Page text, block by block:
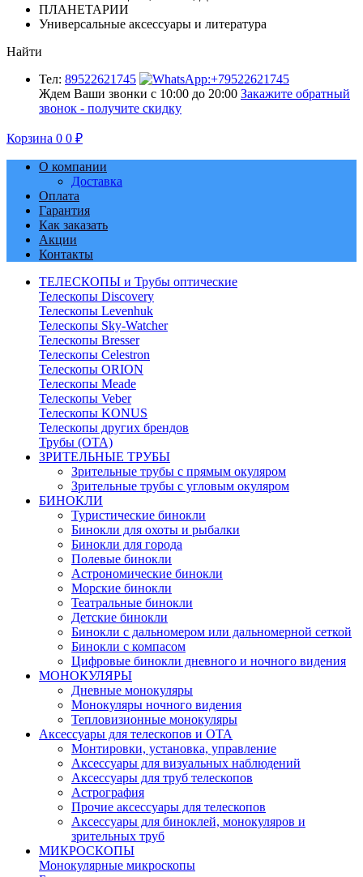
ПЛАНЕТАРИИ
Универсальные аксессуары и литература
Найти
Тел: 89522621745
Ждем Ваши звонки с 10:00 до 20:00 Закажите обратный
звонок - получите скидку
Корзина 0 0 ₽
О компании
Доставка
Оплата
Гарантия
Как заказать
Акции
Контакты
ТЕЛЕСКОПЫ и Трубы оптические
Телескопы Discovery
Телескопы Levenhuk
Телескопы Sky-Watcher
Телескопы Bresser
Телескопы Celestron
Телескопы ORION
Телескопы Meade
Телескопы Veber
Телескопы KONUS
Телескопы других брендов
Трубы (ОТА)
ЗРИТЕЛЬНЫЕ ТРУБЫ
Зрительные трубы с прямым окуляром
Зрительные трубы с угловым окуляром
БИНОКЛИ
Туристические бинокли
Бинокли для охоты и рыбалки
Бинокли для города
Полевые бинокли
Астрономические бинокли
Морские бинокли
Театральные бинокли
Детские бинокли
Бинокли с дальномером или дальномерной сеткой
Бинокли с компасом
Цифровые бинокли дневного и ночного видения
МОНОКУЛЯРЫ
Дневные монокуляры
Монокуляры ночного видения
Тепловизионные монокуляры
Аксессуары для телескопов и ОТА
Монтировки, установка, управление
Аксессуары для визуальных наблюдений
Аксессуары для труб телескопов
Астрография
Прочие аксессуары для телескопов
Аксессуары для биноклей, монокуляров и
зрительных труб
МИКРОСКОПЫ
Монокулярные микроскопы